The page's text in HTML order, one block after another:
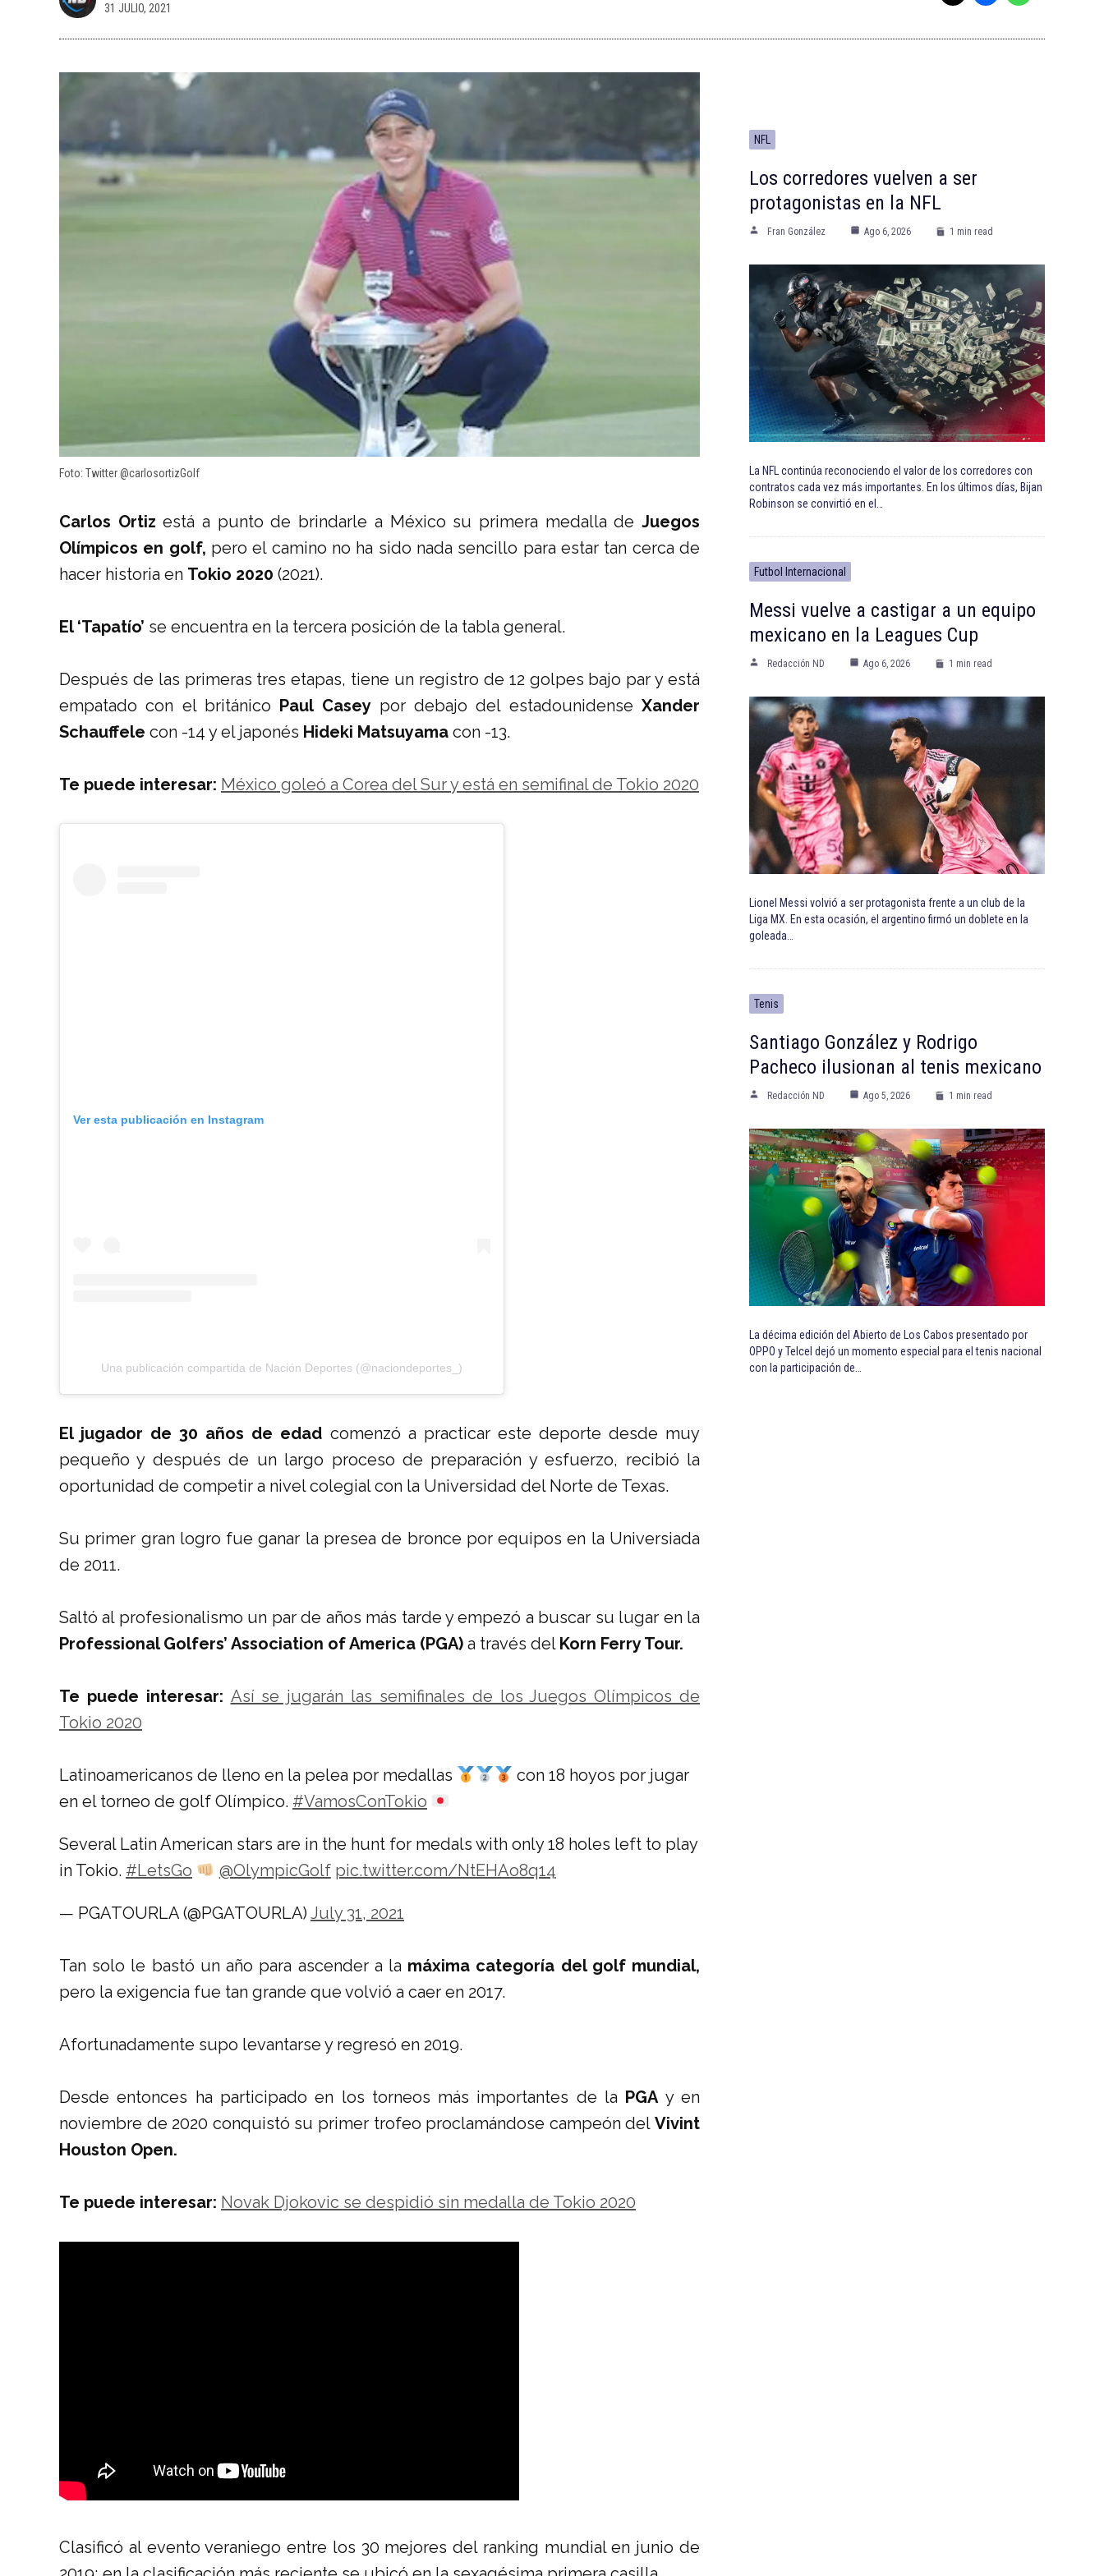
31 JULIO, 2021
Foto: Twitter @carlosortizGolf
Carlos Ortiz está a punto de brindarle a México su primera medalla deJuegos
Olímpicos en golf, pero el camino no ha sido nada sencillo para estar tan cerca de
hacer historia en Tokio 2020 (2021).
El ‘Tapatío’ se encuentra en la tercera posición de la tabla general.
Después de las primeras tres etapas, tiene un registro de 12 golpes bajo par y está
empatado con el británico Paul Caseypor debajo del estadounidenseXander
Schauffele con -14 y el japonés Hideki Matsuyama con -13.
Te puede interesar: México goleó a Corea del Sur y está en semifinal de Tokio 2020
Ver esta publicación en Instagram
Una publicación compartida de Nación Deportes (@naciondeportes_)
El jugador de 30 años de edad comenzó a practicar este deporte desde muy
pequeño y después de un largo proceso de preparación y esfuerzo, recibió la
oportunidad de competir a nivel colegial con la Universidad del Norte de Texas.
Su primer gran logro fue ganar la presea de bronce por equipos en la Universiada
de 2011.
Saltó al profesionalismo un par de años más tarde y empezó a buscar su lugar en la
Professional Golfers’ Association of America (PGA) a través del Korn Ferry Tour.
Te puede interesar: Así se jugarán las semifinales de los Juegos Olímpicos de
Tokio 2020
Latinoamericanos de lleno en la pelea por medallas
con 18 hoyos por jugar
en el torneo de golf Olímpico. #VamosConTokio
Several Latin American stars are in the hunt for medals with only 18 holes left to play
in Tokio. #LetsGo @OlympicGolf pic.twitter.com/NtEHAo8q14
— PGATOURLA (@PGATOURLA) July 31, 2021
Tan solo le bastó un año para ascender a la máxima categoría del golf mundial,
pero la exigencia fue tan grande que volvió a caer en 2017.
Afortunadamente supo levantarse y regresó en 2019.
Desde entonces ha participado en los torneos más importantes de la PGA y en
noviembre de 2020 conquistó su primer trofeo proclamándose campeón del Vivint
Houston Open.
Te puede interesar: Novak Djokovic se despidió sin medalla de Tokio 2020
Clasificó al evento veraniego entre los 30 mejores del ranking mundial en junio de
NFL
Los corredores vuelven a ser
protagonistas en la NFL
Fran González Ago 6, 2026 1 min read
La NFL continúa reconociendo el valor de los corredores con
contratos cada vez más importantes. En los últimos días, Bijan
Robinson se convirtió en el…
Futbol Internacional
Messi vuelve a castigar a un equipo
mexicano en la Leagues Cup
Redacción ND Ago 6, 2026 1 min read
Lionel Messi volvió a ser protagonista frente a un club de la
Liga MX. En esta ocasión, el argentino firmó un doblete en la
goleada…
Tenis
Santiago González y Rodrigo
Pacheco ilusionan al tenis mexicano
Redacción ND Ago 5, 2026 1 min read
La décima edición del Abierto de Los Cabos presentado por
OPPO y Telcel dejó un momento especial para el tenis nacional
con la participación de…